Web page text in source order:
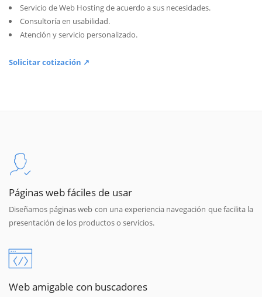
Servicio de Web Hosting de acuerdo a sus necesidades.
Consultoría en usabilidad.
Atención y servicio personalizado.
Solicitar cotización ↗
Páginas web fáciles de usar
Diseñamos páginas web con una experiencia navegación que facilita la
presentación de los productos o servicios.
Web amigable con buscadores